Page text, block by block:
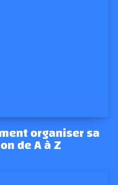
organiser sa
de A à Z